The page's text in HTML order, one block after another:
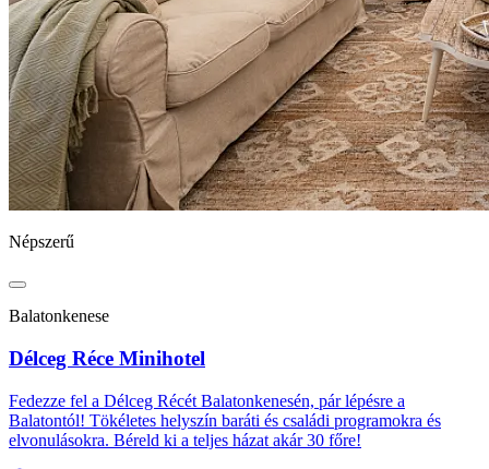
Népszerű
Balatonkenese
Délceg Réce Minihotel
Fedezze fel a Délceg Récét Balatonkenesén, pár lépésre a
Balatontól! Tökéletes helyszín baráti és családi programokra és
elvonulásokra. Béreld ki a teljes házat akár 30 főre!